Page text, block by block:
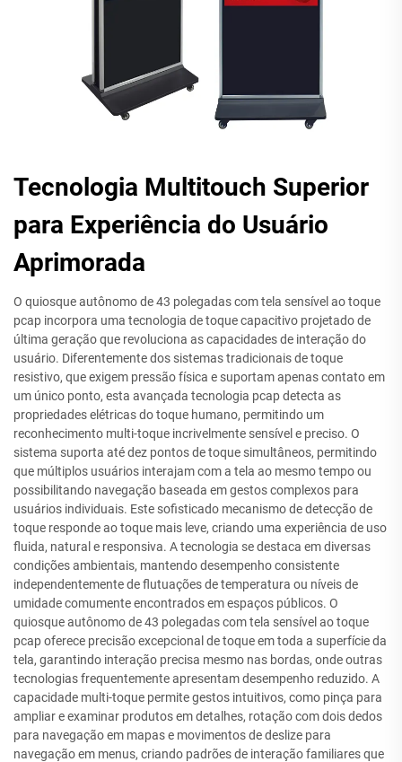
Tecnologia Multitouch Superior
para Experiência do Usuário
Aprimorada
O quiosque autônomo de 43 polegadas com tela sensível ao toque
pcap incorpora uma tecnologia de toque capacitivo projetado de
última geração que revoluciona as capacidades de interação do
usuário. Diferentemente dos sistemas tradicionais de toque
resistivo, que exigem pressão física e suportam apenas contato em
um único ponto, esta avançada tecnologia pcap detecta as
propriedades elétricas do toque humano, permitindo um
reconhecimento multi-toque incrivelmente sensível e preciso. O
sistema suporta até dez pontos de toque simultâneos, permitindo
que múltiplos usuários interajam com a tela ao mesmo tempo ou
possibilitando navegação baseada em gestos complexos para
usuários individuais. Este sofisticado mecanismo de detecção de
toque responde ao toque mais leve, criando uma experiência de uso
fluida, natural e responsiva. A tecnologia se destaca em diversas
condições ambientais, mantendo desempenho consistente
independentemente de flutuações de temperatura ou níveis de
umidade comumente encontrados em espaços públicos. O
quiosque autônomo de 43 polegadas com tela sensível ao toque
pcap oferece precisão excepcional de toque em toda a superfície da
tela, garantindo interação precisa mesmo nas bordas, onde outras
tecnologias frequentemente apresentam desempenho reduzido. A
capacidade multi-toque permite gestos intuitivos, como pinça para
ampliar e examinar produtos em detalhes, rotação com dois dedos
para navegação em mapas e movimentos de deslize para
navegação em menus, criando padrões de interação familiares que